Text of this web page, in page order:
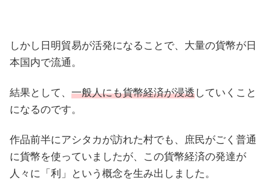
しかし日明貿易が活発になることで、大量の貨幣が日
本国内で流通。
結果として、 一般人にも貨幣経済が浸透していくこと
になるのです。
作品前半にアシタカが訪れた村でも、庶民がごく普通
に貨幣を使っていましたが、この貨幣経済の発達が
人々に「利」という概念を生み出しました。